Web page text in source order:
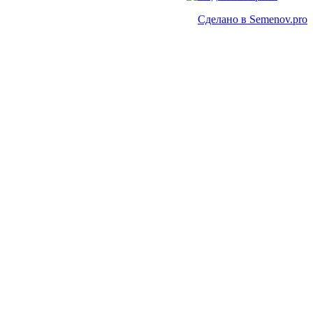
Сделано в Semenov.pro